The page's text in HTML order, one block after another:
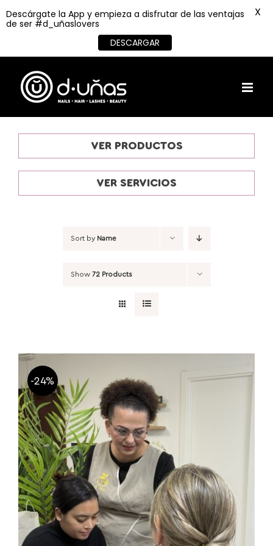
content
VER PRODUCTOS
VER SERVICIOS
Sort by Name
Show 72 Products
-24%
Descárgate la App y empieza a disfrutar de las ventajas
de ser #d_uñaslovers
DESCARGAR
X